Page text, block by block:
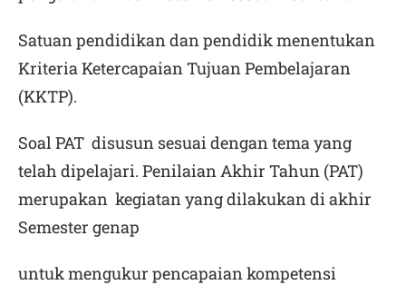
Satuan pendidikan dan pendidik menentukan
Kriteria Ketercapaian Tujuan Pembelajaran
(KKTP).
Soal PAT disusun sesuai dengan tema yang
telah dipelajari. Penilaian Akhir Tahun (PAT)
merupakan kegiatan yang dilakukan di akhir
Semester genap
untuk mengukur pencapaian kompetensi